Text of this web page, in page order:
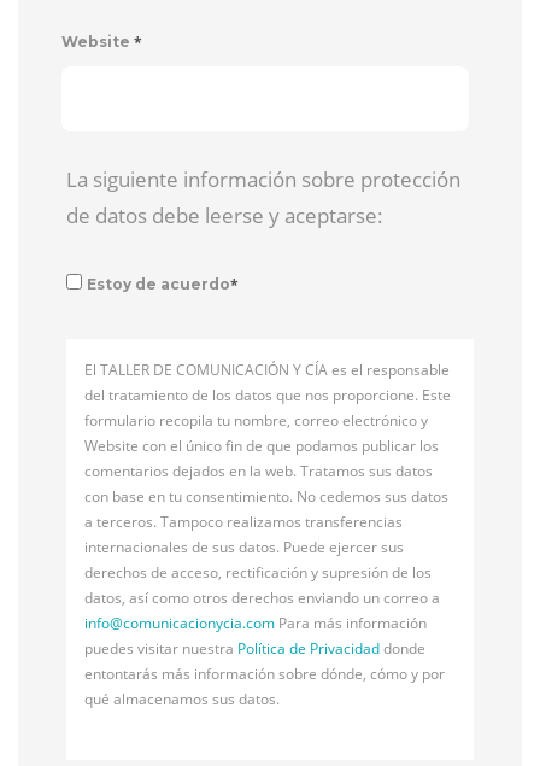
Website *
La siguiente información sobre protección
de datos debe leerse y aceptarse:
Estoy de acuerdo*
El TALLER DE COMUNICACIÓN Y CÍA es el responsable
del tratamiento de los datos que nos proporcione. Este
formulario recopila tu nombre, correo electrónico y
Website con el único fin de que podamos publicar los
comentarios dejados en la web. Tratamos sus datos
con base en tu consentimiento. No cedemos sus datos
a terceros. Tampoco realizamos transferencias
internacionales de sus datos. Puede ejercer sus
derechos de acceso, rectificación y supresión de los
datos, así como otros derechos enviando un correo a
info@comunicacionycia.com Para más información
puedes visitar nuestra Política de Privacidaddonde
entontarás más información sobre dónde, cómo y por
qué almacenamos sus datos.